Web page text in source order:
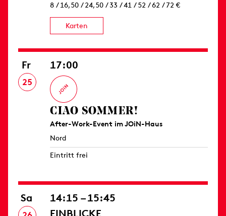
8 / 16,50 / 24,50 / 33 / 41 / 52 / 62 / 72 €
Karten
Fr
25
17:00
CIAO SOMMER!
After-Work-Event im JOiN-Haus
Nord
Eintritt frei
Sa
14:15 – 15:45
EINBLICKE